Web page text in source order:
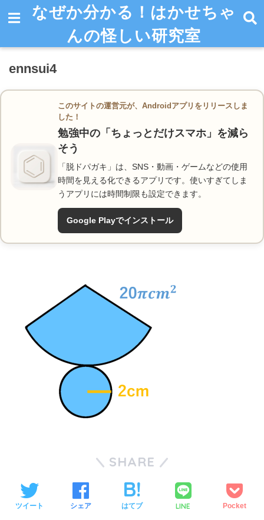
なぜか分かる！はかせちゃ
んの怪しい研究室
ennsui4
このサイトの運営元が、Androidアプリをリリースしま
した！
勉強中の「ちょっとだけスマホ」を減ら
そう
「脱ドパガキ」は、SNS・動画・ゲームなどの使用
時間を見える化できるアプリです。使いすぎてしま
うアプリには時間制限も設定できます。
Google Playでインストール
SHARE
ツイート シェア はてブ LINE Pocket